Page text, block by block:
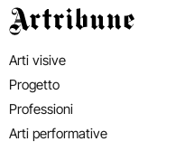
Artribune
Arti visive
Progetto
Professioni
Arti performative